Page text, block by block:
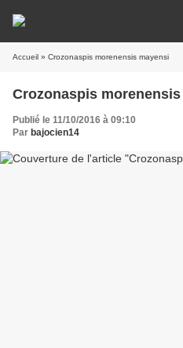
Accueil » Crozonaspis morenensis mayensi
Crozonaspis
Publié le 11/10/2016 à 09:10
Par bajocien14